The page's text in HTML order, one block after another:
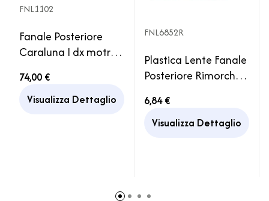
FNL1102
Fanale Posteriore
Caraluna I dx motrice
Hymer Rimor Rapido
Sea
74,00 €
Visualizza Dettaglio
FNL6852R
Plastica Lente Fanale
Posteriore Rimorchio
Auto Camion
6,84 €
Visualizza Dettaglio